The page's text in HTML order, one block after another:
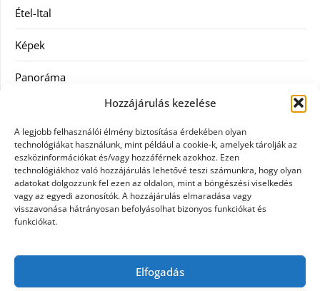
Hozzájárulás kezelése
A legjobb felhasználói élmény biztosítása érdekében olyan
technológiákat használunk, mint például a cookie-k, amelyek tárolják az
eszközinformációkat és/vagy hozzáférnek azokhoz. Ezen
technológiákhoz való hozzájárulás lehetővé teszi számunkra, hogy olyan
adatokat dolgozzunk fel ezen az oldalon, mint a böngészési viselkedés
vagy az egyedi azonosítók. A hozzájárulás elmaradása vagy
visszavonása hátrányosan befolyásolhat bizonyos funkciókat és
funkciókat.
Elfogadás
Étel-Ital
Képek
Panoráma
Szolgáltatás
Vásárlás
Webáruházak
gin árak